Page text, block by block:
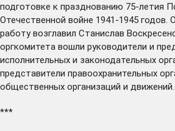
подготовке к празднованию 75-летия
Отечественной войне 1941-1945 годов.
работу возглавил Станислав
оргкомитета вошли руководители и
исполнительных и законодательных
представители правоохранительных
общественных организаций и движений.
***